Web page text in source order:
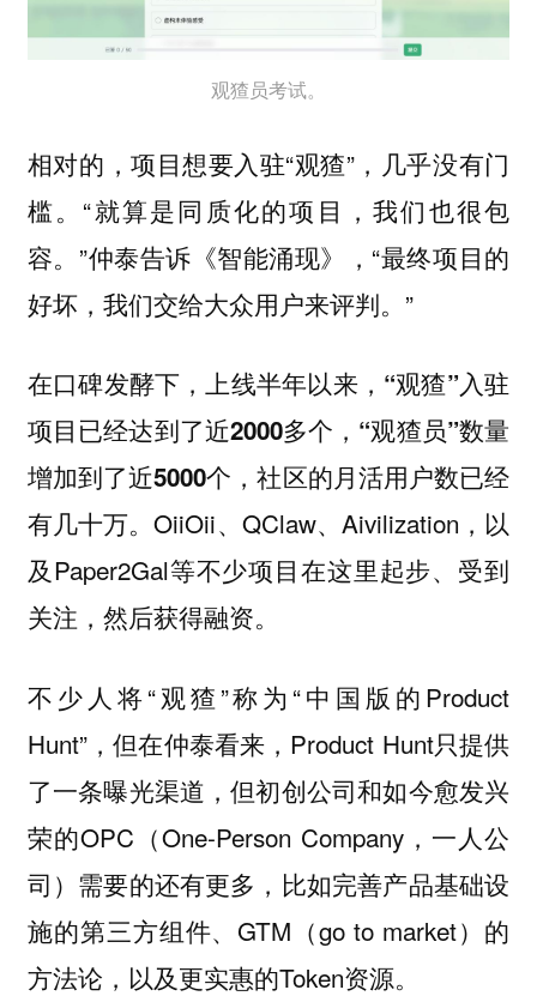
观猹员考试。
相对的，项目想要入驻“观猹”，几乎没有门
槛。“就算是同质化的项目，我们也很包
容。”仲泰告诉《智能涌现》，“最终项目的
好坏，我们交给大众用户来评判。”
在口碑发酵下，上线半年以来， “观猹”入驻
项目已经达到了近2000多个，“观猹员”数量
增加到了近5000个，社区的月活用户数已经
有几十万。OiiOii、QClaw、Aivilization，以
及Paper2Gal等不少项目在这里起步、受到
关注，然后获得融资。
不少人将“观猹”称为“中国版的Product
Hunt”，但在仲泰看来，Product Hunt只提供
了一条曝光渠道，但初创公司和如今愈发兴
荣的OPC（One-Person Company，一人公
司）需要的还有更多，比如完善产品基础设
施的第三方组件、GTM（go to market）的
方法论，以及更实惠的Token资源。